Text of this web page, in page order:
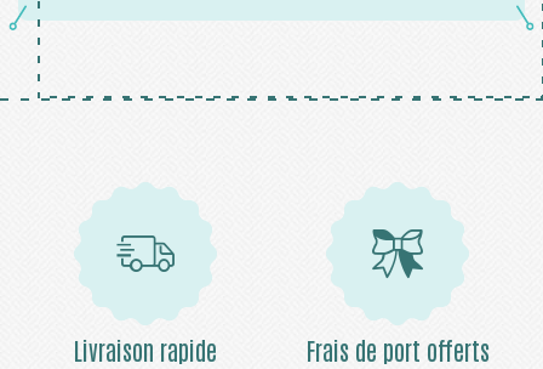
Livraison rapide
Frais de port offerts